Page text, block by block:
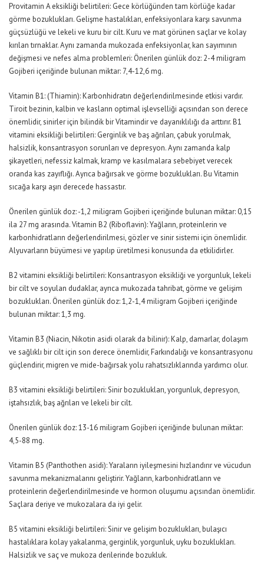
Provitamin A eksikliği belirtileri: Gece körlüğünden tam körlüğe kadar
görme bozuklukları. Gelişme hastalıkları, enfeksiyonlara karşı savunma
güçsüzlüğü ve lekeli ve kuru bir cilt. Kuru ve mat görünen saçlar ve kolay
kırılan tırnaklar. Aynı zamanda mukozada enfeksiyonlar, kan sayımının
değişmesi ve nefes alma problemleri: Önerilen günlük doz: 2-4 miligram
Gojiberi içeriğinde bulunan miktar: 7,4-12,6 mg.
Vitamin B1: (Thiamin): Karbonhidratın değerlendirilmesinde etkisi vardır.
Tiroit bezinin, kalbin ve kasların optimal işlevselliği açısından son derece
önemlidir, sinirler için bilindik bir Vitamindir ve dayanıklılığı da arttırır. B1
vitamini eksikliği belirtileri: Gerginlik ve baş ağrıları, çabuk yorulmak,
halsizlik, konsantrasyon sorunları ve depresyon. Aynı zamanda kalp
şikayetleri, nefessiz kalmak, kramp ve kasılmalara sebebiyet verecek
oranda kas zayıflığı. Ayrıca bağırsak ve görme bozuklukları. Bu Vitamin
sıcağa karşı aşırı derecede hassastır.
Önerilen günlük doz: -1,2 miligram Gojiberi içeriğinde bulunan miktar: 0,15
ila 27 mg arasında. Vitamin B2 (Riboflavin): Yağların, proteinlerin ve
karbonhidratların değerlendirilmesi, gözler ve sinir sistemi için önemlidir.
Alyuvarların büyümesi ve yapılıp üretilmesi konusunda da etkilidirler.
B2 vitamini eksikliği belirtileri: Konsantrasyon eksikliği ve yorgunluk, lekeli
bir cilt ve soyulan dudaklar, ayrıca mukozada tahribat, görme ve gelişim
bozuklukları. Önerilen günlük doz: 1,2-1,4 miligram Gojiberi içeriğinde
bulunan miktar: 1,3 mg.
Vitamin B3 (Niacin, Nikotin asidi olarak da bilinir): Kalp, damarlar, dolaşım
ve sağlıklı bir cilt için son derece önemlidir, Farkındalığı ve konsantrasyonu
güçlendirir, migren ve mide-bağırsak yolu rahatsızlıklarında yardımcı olur.
B3 vitamini eksikliği belirtileri: Sinir bozuklukları, yorgunluk, depresyon,
iştahsızlık, baş ağrıları ve lekeli bir cilt.
Önerilen günlük doz: 13-16 miligram Gojiberi içeriğinde bulunan miktar:
4,5-88 mg.
Vitamin B5 (Panthothen asidi): Yaraların iyileşmesini hızlandırır ve vücudun
savunma mekanizmalarını geliştirir. Yağların, karbonhidratların ve
proteinlerin değerlendirilmesinde ve hormon oluşumu açısından önemlidir.
Saçlara deriye ve mukozalara da iyi gelir.
B5 vitamini eksikliği belirtileri: Sinir ve gelişim bozuklukları, bulaşıcı
hastalıklara kolay yakalanma, gerginlik, yorgunluk, uyku bozuklukları.
Halsizlik ve saç ve mukoza derilerinde bozukluk.